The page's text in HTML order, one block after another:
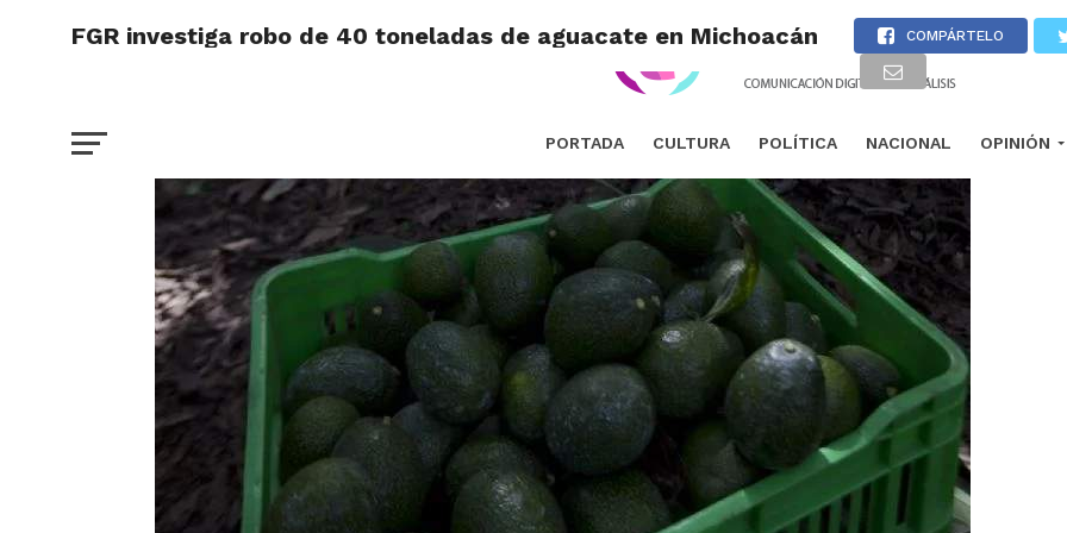
PORTADA CULTURA POLÍTICA NACIONAL OPINIÓN
FGR investiga robo de 40 toneladas de aguacate en Michoacán COMPÁRTELO